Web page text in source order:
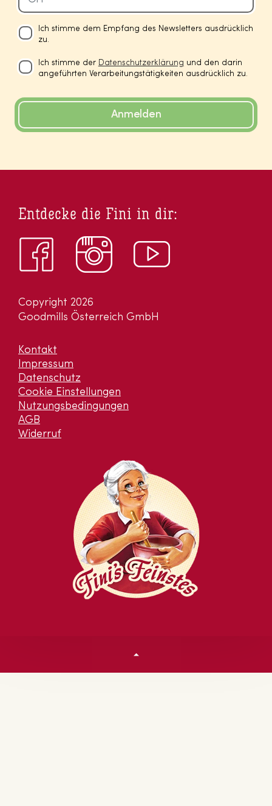
Ich stimme dem Empfang des Newsletters ausdrücklich
zu.
Ich stimme der Datenschutzerklärung und den darin
angeführten Verarbeitungstätigkeiten ausdrücklich zu.
Anmelden
Copyright 2026
Goodmills Österreich GmbH
Kontakt
Impressum
Datenschutz
Cookie Einstellungen
Nutzungsbedingungen
AGB
Widerruf
Entdecke die Fini in dir: